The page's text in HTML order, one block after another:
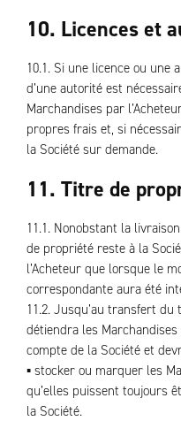
10. Licences et
10.1. Si une licence ou une
d’une autorité est
Marchandises par
propres frais et, si
la Société sur demande.
11. Titre de
11.1. Nonobstant la
de propriété reste à la
l’Acheteur que lorsque le
correspondante aura été
11.2. Jusqu’au transfert
détiendra les
compte de la Société et
▪ stocker ou marquer les
qu’elles puissent toujours
la Société.